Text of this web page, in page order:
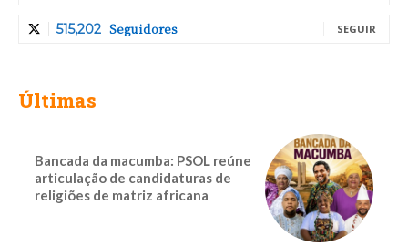
515,202 Seguidores SEGUIR
Últimas
Bancada da macumba: PSOL reúne
articulação de candidaturas de
religiões de matriz africana